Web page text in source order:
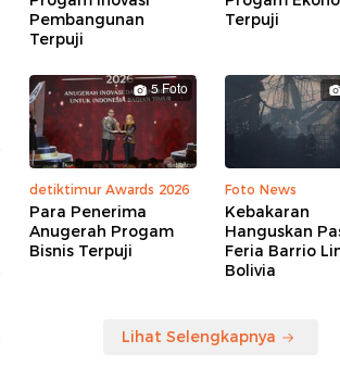
Pembangunan
Terpuji
Terpuji
5 Foto
detiktimur Awards 2026
Para Penerima
Anugerah Progam
Bisnis Terpuji
Foto News
Kebakaran
Hanguskan
Feria Barrio
Bolivia
Lihat Selengkapnya